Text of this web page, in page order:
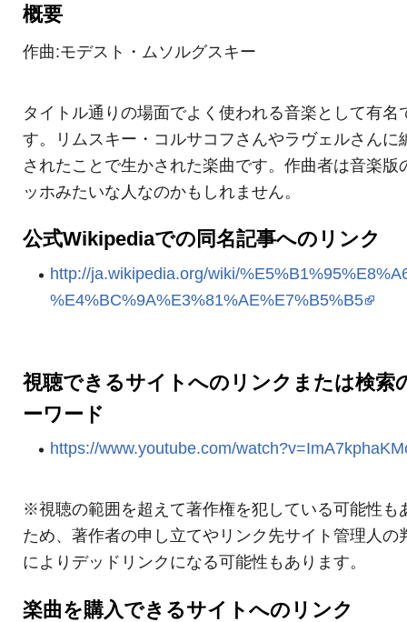
概要
作曲:モデスト・ムソルグスキー
タイトル通りの場面でよく使われる音楽として有名
す。リムスキー・コルサコフさんやラヴェルさんに
されたことで生かされた楽曲です。作曲者は音楽版
ッホみたいな人なのかもしれません。
公式Wikipediaでの同名記事へのリンク
http://ja.wikipedia.org/wiki/
%E4%BC%9A%E3%81%AE%E7%B5%B5
視聴できるサイトへのリンクまたは検索
ーワード
https://www.youtube.com/
※視聴の範囲を超えて著作権を犯している可能性も
ため、著作者の申し立てやリンク先サイト管理人の
によりデッドリンクになる可能性もあります。
楽曲を購入できるサイトへのリンク